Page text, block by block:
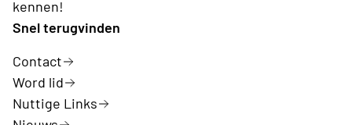
kennen!
Snel terugvinden
Contact
Word lid
Nuttige Links